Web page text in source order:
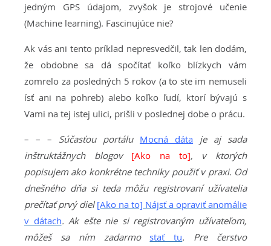
jedným GPS údajom, zvyšok je strojové učenie
(Machine learning). Fascinujúce nie?
Ak vás ani tento príklad nepresvedčil, tak len dodám,
že obdobne sa dá spočítať koľko blízkych vám
zomrelo za posledných 5 rokov (a to ste im nemuseli
ísť ani na pohreb) alebo koľko ľudí, ktorí bývajú s
Vami na tej istej ulici, prišli v poslednej dobe o prácu.
– – – Súčasťou portálu Mocná dáta je aj sada
inštruktážnych blogov [Ako na to], v ktorých
popisujem ako konkrétne techniky použiť v praxi. Od
dnešného dňa si teda môžu registrovaní užívatelia
prečítať prvý diel [Ako na to] Nájsť a opraviť anomálie
v dátach. Ak ešte nie si registrovaným užívateľom,
môžeš sa ním zadarmostať tu. Pre čerstvo